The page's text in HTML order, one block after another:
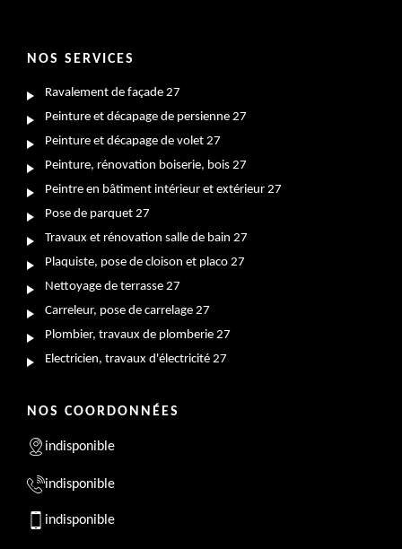
NOS SERVICES
Ravalement de façade 27
Peinture et décapage de persienne 27
Peinture et décapage de volet 27
Peinture, rénovation boiserie, bois 27
Peintre en bâtiment intérieur et extérieur 27
Pose de parquet 27
Travaux et rénovation salle de bain 27
Plaquiste, pose de cloison et placo 27
Nettoyage de terrasse 27
Carreleur, pose de carrelage 27
Plombier, travaux de plomberie 27
Electricien, travaux d'électricité 27
NOS COORDONNÉES
indisponible
indisponible
indisponible